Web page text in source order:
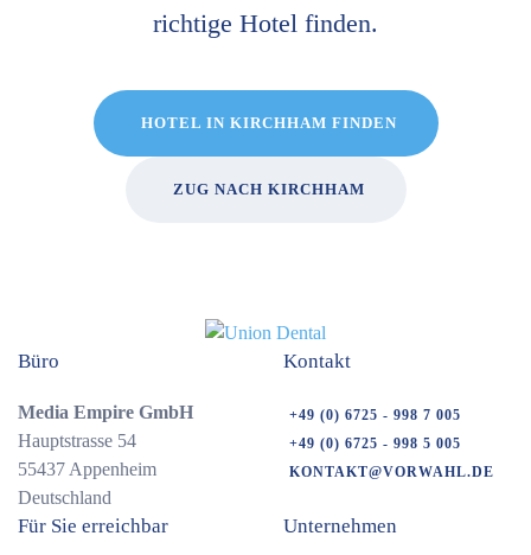
richtige Hotel finden.
HOTEL IN KIRCHHAM FINDEN
ZUG NACH KIRCHHAM
Büro
Media Empire GmbH
Hauptstrasse 54
55437 Appenheim
Deutschland
Kontakt
+49 (0) 6725 - 998 7 005
+49 (0) 6725 - 998 5 005
KONTAKT@VORWAHL.DE
Für Sie erreichbar Unternehmen